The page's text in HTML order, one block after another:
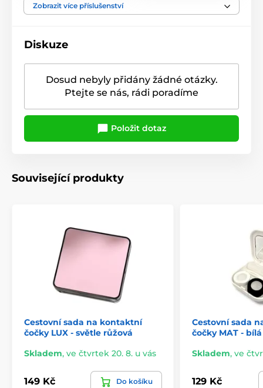
Zobrazit více příslušenství
Diskuze
Dosud nebyly přidány žádné otázky.
Ptejte se nás, rádi poradíme
Položit dotaz
Související produkty
Cestovní sada na kontaktní
čočky LUX - světle růžová
Skladem, ve čtvrtek 20. 8. u vás
149 Kč Do košíku
Cestovní sada
čočky MAT - bílá
Skladem, ve
129 Kč